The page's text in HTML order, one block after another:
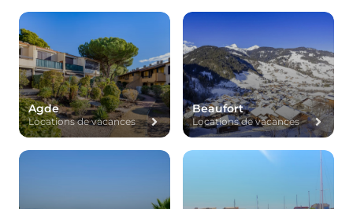
Agde
Locations de vacances
Beaufort
Locations de vacances